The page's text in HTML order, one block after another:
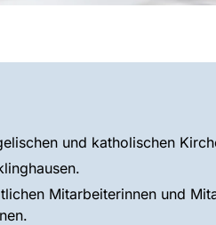
und katholischen
Mitarbeiterinnen und